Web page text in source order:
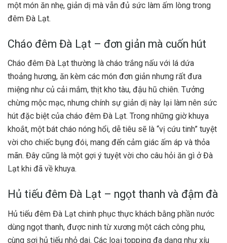
một món ăn nhẹ, giản dị mà vẫn đủ sức làm ấm lòng trong
đêm Đà Lạt.
Cháo đêm Đà Lạt – đơn giản mà cuốn hút
Cháo đêm Đà Lạt thường là cháo trắng nấu với lá dứa
thoảng hương, ăn kèm các món đơn giản nhưng rất đưa
miệng như củ cải mắm, thịt kho tàu, đậu hũ chiên. Tưởng
chừng mộc mạc, nhưng chính sự giản dị này lại làm nên sức
hút đặc biệt của cháo đêm Đà Lạt. Trong những giờ khuya
khoắt, một bát cháo nóng hổi, dễ tiêu sẽ là “vị cứu tinh” tuyệt
vời cho chiếc bụng đói, mang đến cảm giác ấm áp và thỏa
mãn. Đây cũng là một gợi ý tuyệt vời cho câu hỏi ăn gì ở Đà
Lạt khi đã về khuya.
Hủ tiếu đêm Đà Lạt – ngọt thanh và đậm đà
Hủ tiếu đêm Đà Lạt chinh phục thực khách bằng phần nước
dùng ngọt thanh, được ninh từ xương một cách công phu,
cùng sợi hủ tiếu nhỏ dai. Các loại topping đa dạng như xíu